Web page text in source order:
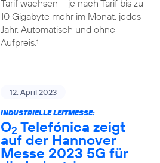
Tarif wachsen – je nach Tarif bis zu
10 Gigabyte mehr im Monat, jedes
Jahr. Automatisch und ohne
Aufpreis.1
12. April 2023
INDUSTRIELLE LEITMESSE:
O2 Telefónica zeigt
auf der Hannover
Messe 2023 5G für